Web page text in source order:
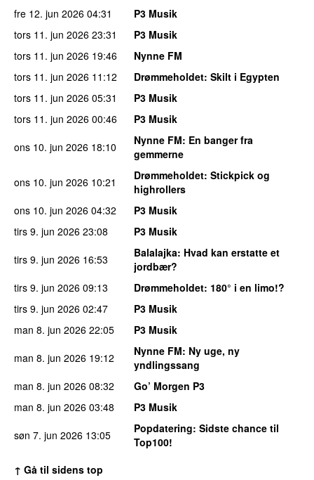
fre 12. jun 2026 04:31
P3 Musik
tors 11. jun 2026 23:31
P3 Musik
tors 11. jun 2026 19:46
Nynne FM
tors 11. jun 2026 11:12 Drømmeholdet: Skilt i Egypten
tors 11. jun 2026 05:31
P3 Musik
tors 11. jun 2026 00:46
P3 Musik
ons 10. jun 2026 18:10 Nynne FM: En banger fra
gemmerne
ons 10. jun 2026 10:21 Drømmeholdet: Stickpick og
highrollers
ons 10. jun 2026 04:32
P3 Musik
tirs 9. jun 2026 23:08
P3 Musik
tirs 9. jun 2026 16:53 Balalajka: Hvad kan erstatte et
jordbær?
tirs 9. jun 2026 09:13 Drømmeholdet: 180° i en limo!?
tirs 9. jun 2026 02:47
P3 Musik
man 8. jun 2026 22:05
P3 Musik
man 8. jun 2026 19:12 Nynne FM: Ny uge, ny
yndlingssang
man 8. jun 2026 08:32
Go’ Morgen P3
man 8. jun 2026 03:48
P3 Musik
søn 7. jun 2026 13:05 Popdatering: Sidste chance til
Top100!
↑ Gå til sidens top